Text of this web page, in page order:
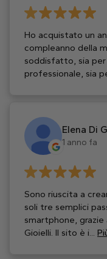
Ho acquistato un
compleanno della
soddisfatto, sia
professionale, sia
Elena Di
1 anno fa
Sono riuscita a
soli tre semplici
smartphone, grazie
Gioielli. Il sito è i...